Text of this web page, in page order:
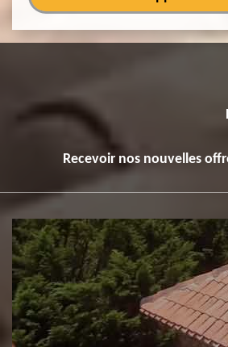
Recevoir nos nouvelles